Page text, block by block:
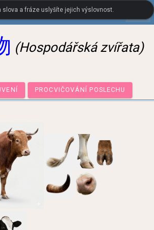
•Čínský vizuální slovník
(Hospodářská zvířata)
PROCVIČOVÁNÍ POSLECHU
slova a fráze uslyšíte jejich výslovnost.